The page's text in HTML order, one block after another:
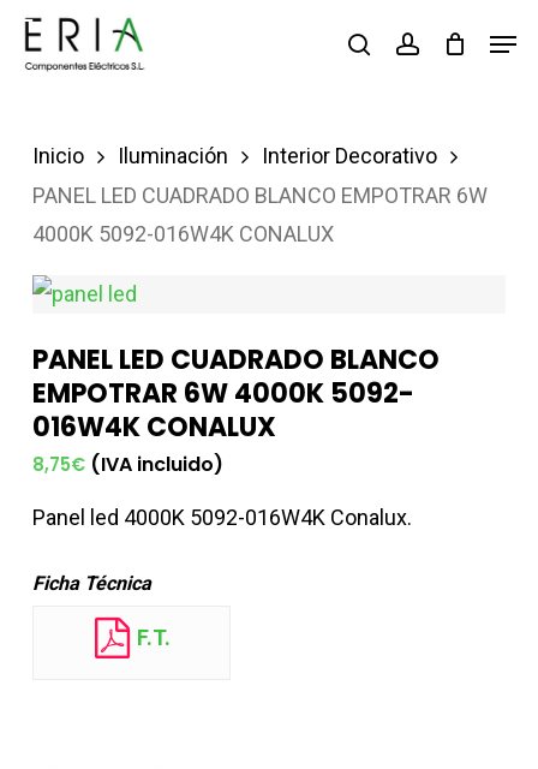
Saltar
buscaraccount
Inicio Iluminación
Interior Decorativo
PANEL LED CUADRADO BLANCO EMPOTRAR 6W
4000K 5092-016W4K CONALUX
PANEL LED CUADRADO BLANCO
EMPOTRAR 6W 4000K 5092-
016W4K CONALUX
8,75€ (IVA incluido)
Panel led 4000K 5092-016W4K Conalux.
Ficha Técnica
F.T.